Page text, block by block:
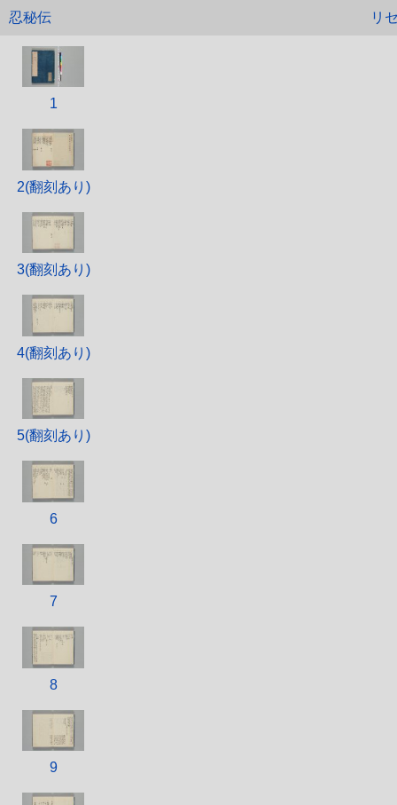
忍秘伝 リ
1
2(翻刻あり)
3(翻刻あり)
4(翻刻あり)
5(翻刻あり)
6
7
8
9